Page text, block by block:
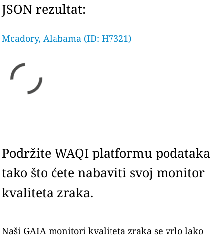
JSON rezultat:
Mcadory, Alabama (ID: H7321)
Podržite WAQI platformu podataka
tako što ćete nabaviti svoj monitor
kvaliteta zraka.
Naši GAIA monitori kvaliteta zraka se vrlo lako